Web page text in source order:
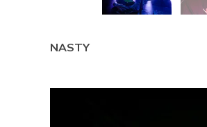
NASTY